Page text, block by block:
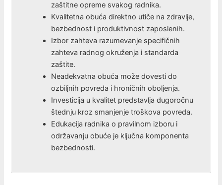
zaštitne opreme svakog radnika.
Kvalitetna obuća direktno utiče na zdravlje,
bezbednost i produktivnost zaposlenih.
Izbor zahteva razumevanje specifičnih
zahteva radnog okruženja i standarda
zaštite.
Neadekvatna obuća može dovesti do
ozbiljnih povreda i hroničnih oboljenja.
Investicija u kvalitet predstavlja dugoročnu
štednju kroz smanjenje troškova povreda.
Edukacija radnika o pravilnom izboru i
održavanju obuće je ključna komponenta
bezbednosti.